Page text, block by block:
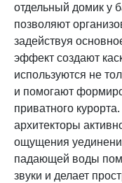
отдельный домик у
позволяют
задействуя
эффект создают
используются не
и помогают
приватного
архитекторы
ощущения
падающей воды
звуки и делает